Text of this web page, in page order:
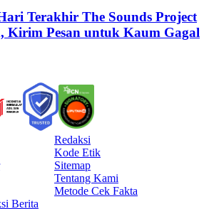
Terakhir The Sounds Project
Kirim Pesan untuk Kaum Gagal
Redaksi
Kode Etik
Sitemap
Tentang Kami
Metode Cek Fakta
Berita